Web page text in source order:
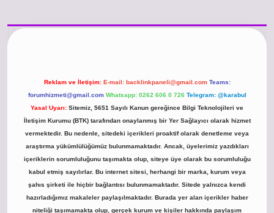
Reklam ve İletişim: E-mail: backlinkpaneli@gmail.com Teams:
forumhizmeti@gmail.com Whatsapp: 0262 606 0 726 Telegram: @karabul
Yasal Uyarı: Sitemiz, 5651 Sayılı Kanun gereğince Bilgi Teknolojileri ve
İletişim Kurumu (BTK) tarafından onaylanmış bir Yer Sağlayıcı olarak hizmet
vermektedir. Bu nedenle, sitedeki içerikleri proaktif olarak denetleme veya
araştırma yükümlülüğümüz bulunmamaktadır. Ancak, üyelerimiz yazdıkları
içeriklerin sorumluluğunu taşımakta olup, siteye üye olarak bu sorumluluğu
kabul etmiş sayılırlar. Bu internet sitesi, herhangi bir marka, kurum veya
şahıs şirketi ile hiçbir bağlantısı bulunmamaktadır. Sitede yalnızca kendi
hazırladığımız makaleler paylaşılmaktadır. Burada yer alan içerikler haber
niteliği taşımamakta olup, gerçek kurum ve kişiler hakkında paylaşım